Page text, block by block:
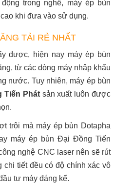
trong nghề, máy ép bùn
khi đưa vào sử dụng.
TẢI RẺ NHẤT
được, hiện nay máy ép bùn
từ các dòng máy nhập khẩu
nước. Tuy nhiên, máy ép bùn
Tiến Phátsản xuất luôn được
trội mà máy ép bùn Dotapha
máy ép bùn Đại Đồng Tiến
nghệ CNC laser nên sẽ rút
chi tiết đều có độ chính xác vô
tư máy đáng kể.